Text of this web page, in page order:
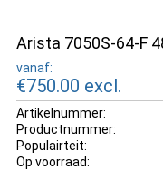
Arista 7050S-64-F
vanaf:
€750.00 excl.
Artikelnummer:
Productnummer:
Populairteit:
Op voorraad: